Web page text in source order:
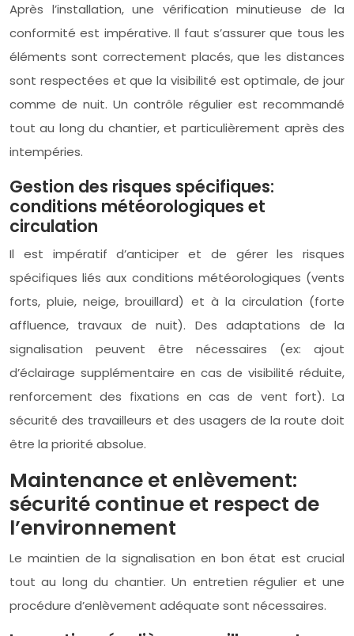
Après l’installation, une vérification minutieuse de la
conformité est impérative. Il faut s’assurer que tous les
éléments sont correctement placés, que les distances
sont respectées et que la visibilité est optimale, de jour
comme de nuit. Un contrôle régulier est recommandé
tout au long du chantier, et particulièrement après des
intempéries.
Gestion des risques spécifiques:
conditions météorologiques et
circulation
Il est impératif d’anticiper et de gérer les risques
spécifiques liés aux conditions météorologiques (vents
forts, pluie, neige, brouillard) et à la circulation (forte
affluence, travaux de nuit). Des adaptations de la
signalisation peuvent être nécessaires (ex: ajout
d’éclairage supplémentaire en cas de visibilité réduite,
renforcement des fixations en cas de vent fort). La
sécurité des travailleurs et des usagers de la route doit
être la priorité absolue.
Maintenance et enlèvement:
sécurité continue et respect de
l’environnement
Le maintien de la signalisation en bon état est crucial
tout au long du chantier. Un entretien régulier et une
procédure d’enlèvement adéquate sont nécessaires.